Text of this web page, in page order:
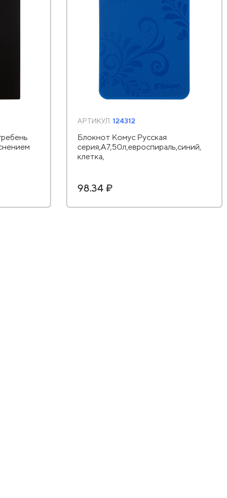
АРТИКУЛ: 124312
Блокнот Комус Русская
серия,А7,50л,евроспираль,синий,
клетка,
98.34 ₽